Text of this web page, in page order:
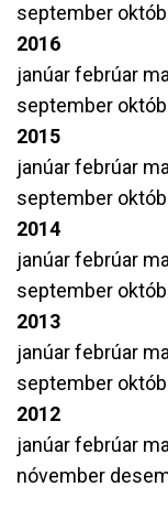
september
2016
janúarfebrúar
september
2015
janúarfebrúar
september
2014
janúarfebrúar
september
2013
janúarfebrúar
september
2012
janúarfebrúar
nóvember